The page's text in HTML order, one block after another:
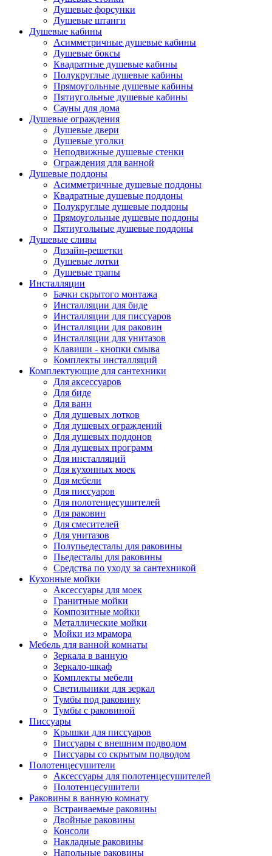
Душевые форсунки
Душевые штанги
Душевые кабины
Асимметричные душевые кабины
Душевые боксы
Квадратные душевые кабины
Полукруглые душевые кабины
Прямоугольные душевые кабины
Пятиугольные душевые кабины
Сауны для дома
Душевые ограждения
Душевые двери
Душевые уголки
Неподвижные душевые стенки
Ограждения для ванной
Душевые поддоны
Асимметричные душевые поддоны
Квадратные душевые поддоны
Полукруглые душевые поддоны
Прямоугольные душевые поддоны
Пятиугольные душевые поддоны
Душевые сливы
Дизайн-решетки
Душевые лотки
Душевые трапы
Инсталляции
Бачки скрытого монтажа
Инсталляции для биде
Инсталляции для писсуаров
Инсталляции для раковин
Инсталляции для унитазов
Клавиши - кнопки смыва
Комплекты инсталляций
Комплектующие для сантехники
Для аксессуаров
Для биде
Для ванн
Для душевых лотков
Для душевых ограждений
Для душевых поддонов
Для душевых программ
Для инсталляций
Для кухонных моек
Для мебели
Для писсуаров
Для полотенцесушителей
Для раковин
Для смесителей
Для унитазов
Полупьедесталы для раковины
Пьедесталы для раковины
Средства по уходу за сантехникой
Кухонные мойки
Аксессуары для моек
Гранитные мойки
Композитные мойки
Металлические мойки
Мойки из мрамора
Мебель для ванной комнаты
Зеркала в ванную
Зеркало-шкаф
Комплекты мебели
Светильники для зеркал
Тумбы под раковину
Тумбы с раковиной
Писсуары
Крышки для писсуаров
Писсуары с внешним подводом
Писсуары со скрытым подводом
Полотенцесушители
Аксессуары для полотенцесушителей
Полотенцесушители
Раковины в ванную комнату
Встраиваемые раковины
Двойные раковины
Консоли
Накладные раковины
Напольные раковины